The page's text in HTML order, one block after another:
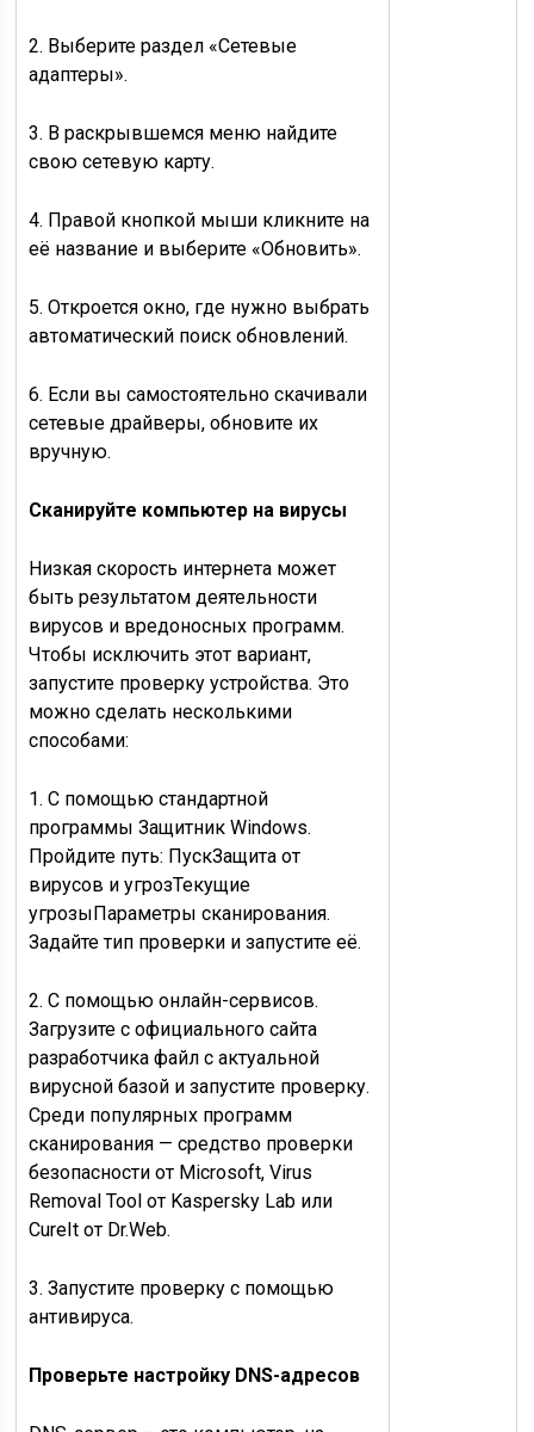
2. Выберите раздел «Сетевые
адаптеры».
3. В раскрывшемся меню найдите
свою сетевую карту.
4. Правой кнопкой мыши кликните на
её название и выберите «Обновить».
5. Откроется окно, где нужно выбрать
автоматический поиск обновлений.
6. Если вы самостоятельно скачивали
сетевые драйверы, обновите их
вручную.
Сканируйте компьютер на вирусы
Низкая скорость интернета может
быть результатом деятельности
вирусов и вредоносных программ.
Чтобы исключить этот вариант,
запустите проверку устройства. Это
можно сделать несколькими
способами:
1. С помощью стандартной
программы Защитник Windows.
Пройдите путь: ПускЗащита от
вирусов и угрозТекущие
угрозыПараметры сканирования.
Задайте тип проверки и запустите её.
2. С помощью онлайн-сервисов.
Загрузите с официального сайта
разработчика файл с актуальной
вирусной базой и запустите проверку.
Среди популярных программ
сканирования — средство проверки
безопасности от Microsoft, Virus
Removal Tool от Kaspersky Lab или
СureIt от Dr.Web.
3. Запустите проверку с помощью
антивируса.
Проверьте настройку DNS-адресов